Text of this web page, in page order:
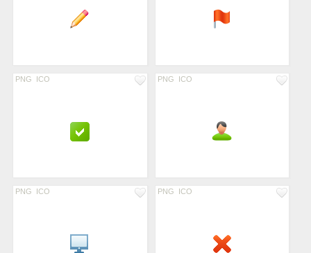
PNG ICO PNG ICO
PNG ICO PNG ICO